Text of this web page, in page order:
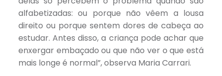
alfabetizadas: ou porque não vêem a lousa
direito ou porque sentem dores de cabeça ao
estudar. Antes disso, a criança pode achar que
enxergar embaçado ou que não ver o que está
mais longe é normal”, observa Maria Carrari.